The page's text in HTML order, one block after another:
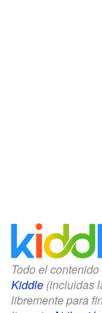
Todo el
Kiddle (incluidas
libremente para